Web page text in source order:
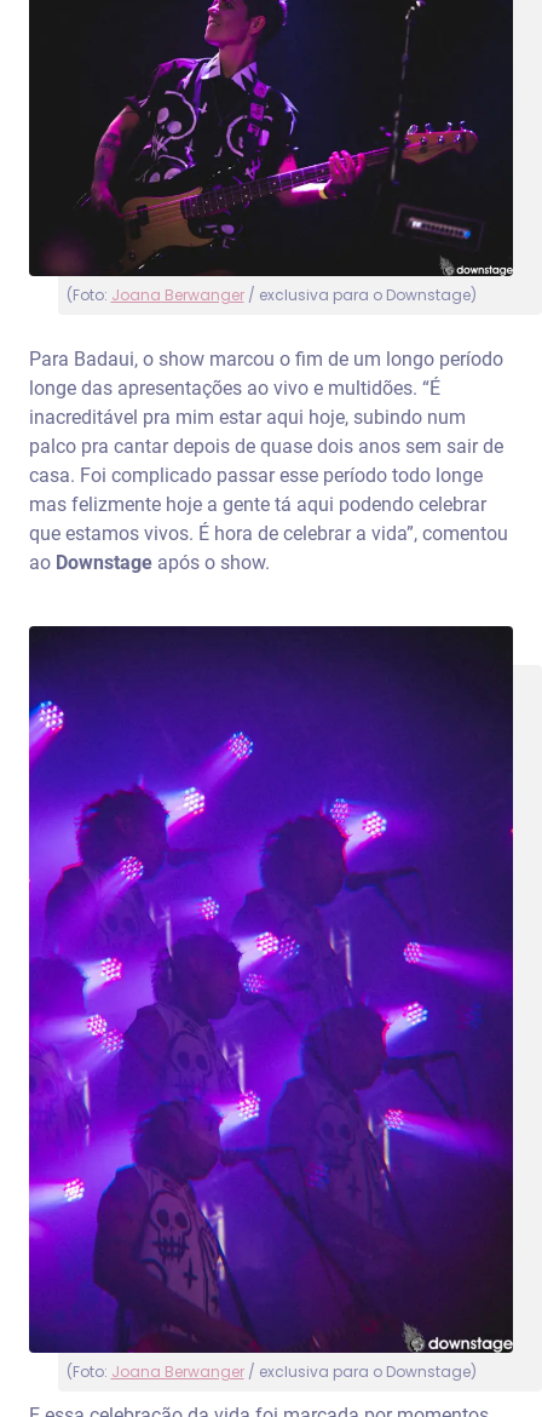
(Foto: Joana Berwanger/ exclusiva para o Downstage)
Para Badaui, o show marcou o fim de um longo período
longe das apresentações ao vivo e multidões. “É
inacreditável pra mim estar aqui hoje, subindo num
palco pra cantar depois de quase dois anos sem sair de
casa. Foi complicado passar esse período todo longe
mas felizmente hoje a gente tá aqui podendo celebrar
que estamos vivos. É hora de celebrar a vida”, comentou
ao Downstage após o show.
(Foto: Joana Berwanger/ exclusiva para o Downstage)